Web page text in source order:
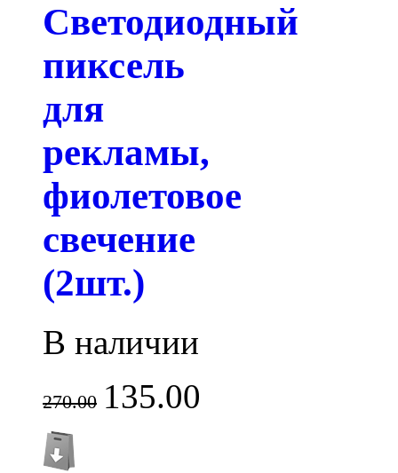
Светодиодный
пиксель
для
рекламы,
фиолетовое
свечение
(2шт.)
В наличии
270.00 135.00